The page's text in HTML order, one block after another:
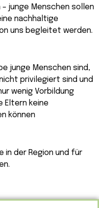
junge Menschen sollen
nachhaltige
uns begleitet werden.
junge Menschen sind,
privilegiert sind und
wenig Vorbildung
Eltern keine
können
in der Region und für